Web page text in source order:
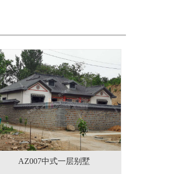
AZ007中式一层别墅